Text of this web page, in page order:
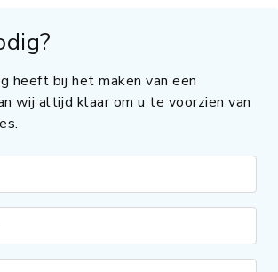
heeft bij het maken van een
wij altijd klaar om u te voorzien van